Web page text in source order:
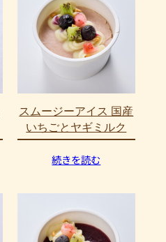
スムージーアイス 国産
いちごとヤギミルク
続きを読む